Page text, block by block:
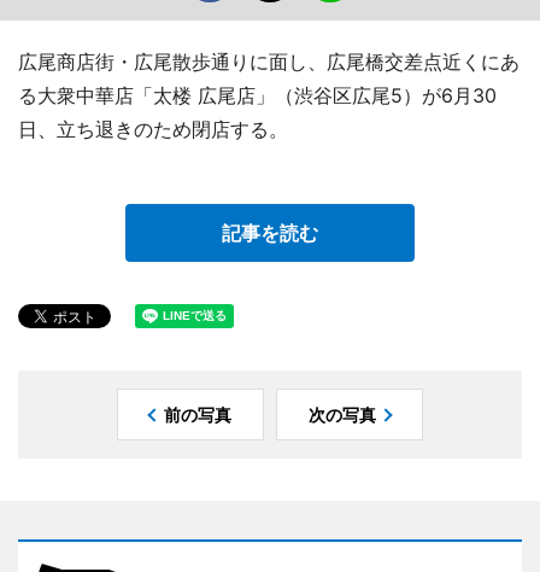
広尾商店街・広尾散歩通りに面し、広尾橋交差点近くにあ
る大衆中華店「太楼 広尾店」（渋谷区広尾5）が6月30
日、立ち退きのため閉店する。
記事を読む
前の写真 次の写真